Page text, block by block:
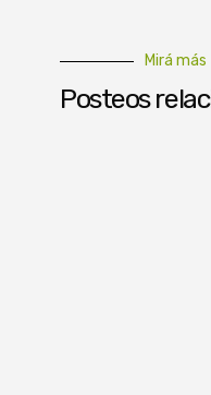
Mirá más
Posteos